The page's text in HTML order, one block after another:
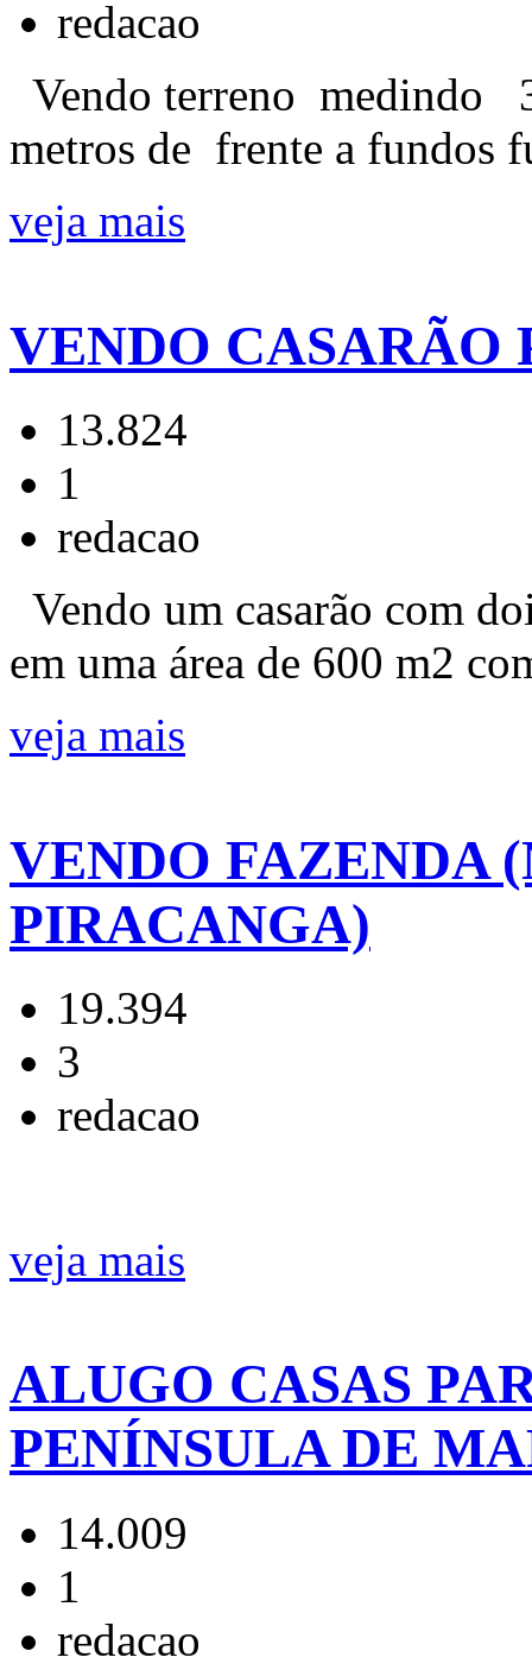
redacao
Vendo terreno medindo
metros de frente a fundos
veja mais
VENDO CASARÃO
13.824
1
redacao
Vendo um casarão com
em uma área de 600 m2
veja mais
VENDO FAZENDA
PIRACANGA)
19.394
3
redacao
veja mais
ALUGO CASAS
PENÍNSULA DE
14.009
1
redacao